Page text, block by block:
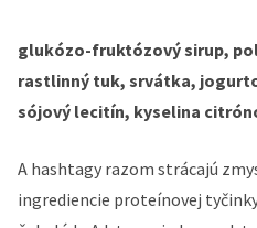
glukózo-fruktózový sirup,
rastlinný tuk, srvátka,
sójový lecitín, kyselina
A hashtagy razom strácajú
ingrediencie proteínovej